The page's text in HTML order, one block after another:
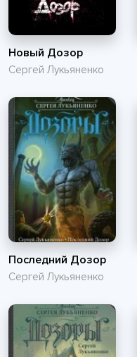
Новый Дозор
Сергей Лукьяненко
Последний Дозор
Сергей Лукьяненко